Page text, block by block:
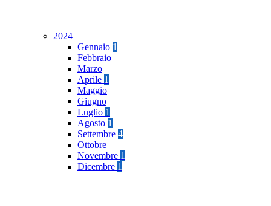
2024
Gennaio 1
Febbraio
Marzo
Aprile 1
Maggio
Giugno
Luglio 1
Agosto 1
Settembre 4
Ottobre
Novembre 1
Dicembre 1